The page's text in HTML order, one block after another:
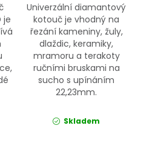
je
Univerzální diamantový
kotouč je vhodný na
řezání kameniny, žuly,
dlaždic, keramiky,
mramoru a terakoty
ručními bruskami na
sucho s upínáním
22,23mm.
Skladem